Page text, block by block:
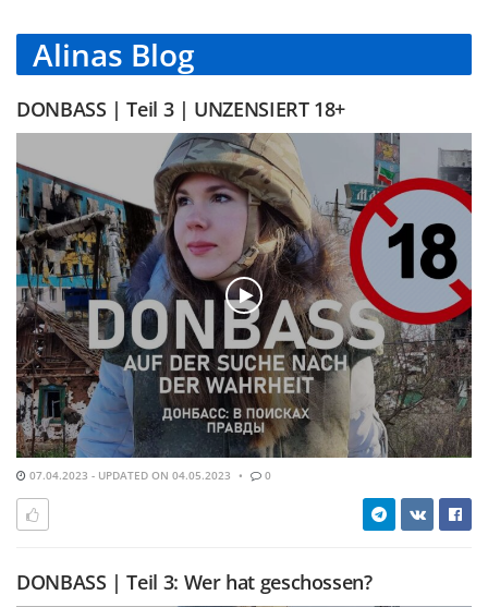
Alinas Blog
DONBASS | Teil 3 | UNZENSIERT 18+
07.04.2023 - UPDATED ON 04.05.2023 0
DONBASS | Teil 3: Wer hat geschossen?